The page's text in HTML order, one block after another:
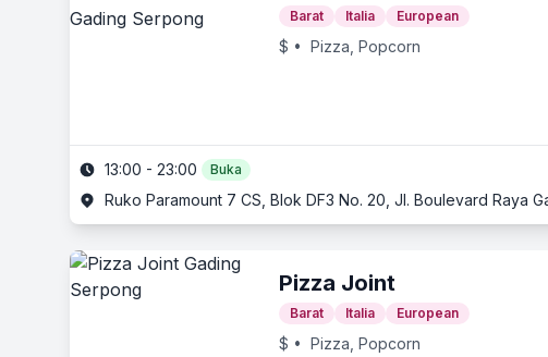
Barat Italia European
$ • Pizza, Popcorn
13:00 - 23:00 Buka
Ruko Paramount 7 CS, Blok DF3 No. 20, Jl. Boulevard
Pizza Joint
Barat Italia European
$ • Pizza, Popcorn